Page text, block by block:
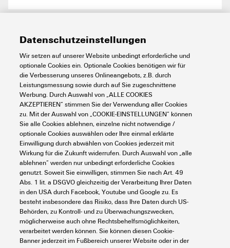
Kabeleingang oben,
Kabeleingänge: M 32
Best.-Nr. 1787100000
Art HDC 40D TOLU 1M32G
GTIN (EAN) 4032248204441
VPE 1 Stück
Höhe (inch) 2,992 inch
Breite 45,5 mm
Breite (inch) 1,791 inch
Nettogewicht 272 g
Grenztemperatur -40 °C ... 125 °C
Umweltanforderungen
RoHS-Konformitätsstatus Konform ohne Ausnahme
REACH SVHC Keine SVHC über 0,1 Gew.-%
Chemische Beständigkeit Substanz: Aceton
Chemische Beständigkeit:
Bedingt beständig
Substanz: Bohröl
Chemische Beständigkeit:
Beständig
Substanz: Diesel
Abmessungen
Breite Gehäuse C 43 mm
Höhe Gehäuse B 76 mm
Kabeleingang mit Gewinde
Länge Gehäuse 93,3 mm
Allgemeine Daten
Oberfläche Pulverlack
Schutzart
IP65
im gestecktem Zustand
Ausführung
Abdeckung ohne Deckel
Klassifikationen
Datenschutzeinstellungen
Wir setzen auf unserer Website unbedingt erforderliche und
optionale Cookies ein. Optionale Cookies benötigen wir für
die Verbesserung unseres Onlineangebots, z.B. durch
Leistungsmessung sowie durch auf Sie zugeschnittene
Werbung. Durch Auswahl von „ALLE COOKIES
AKZEPTIEREN“ stimmen Sie der Verwendung aller Cookies
zu. Mit der Auswahl von „COOKIE-EINSTELLUNGEN“ können
Sie alle Cookies ablehnen, einzelne nicht notwendige /
optionale Cookies auswählen oder Ihre einmal erklärte
Einwilligung durch abwählen von Cookies jederzeit mit
Wirkung für die Zukunft widerrufen. Durch Auswahl von „alle
ablehnen“ werden nur unbedingt erforderliche Cookies
genutzt. Soweit Sie einwilligen, stimmen Sie nach Art. 49
Abs. 1 lit. a DSGVO gleichzeitig der Verarbeitung Ihrer Daten
in den USA durch Facebook, Youtube und Google zu. Es
besteht insbesondere das Risiko, dass Ihre Daten durch US-
Behörden, zu Kontroll- und zu Überwachungszwecken,
möglicherweise auch ohne Rechtsbehelfsmöglichkeiten,
verarbeitet werden können. Sie können diesen Cookie-
Banner jederzeit im Fußbereich unserer Website oder in der